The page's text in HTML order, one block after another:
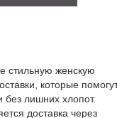
стильную женскую
которые
без лишних хлопот.
доставка через